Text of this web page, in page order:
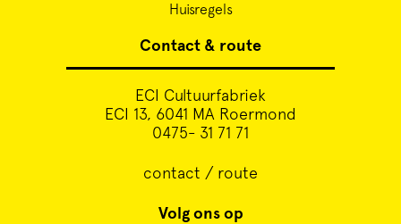
Huisregels
Contact & route
ECI Cultuurfabriek
ECI 13, 6041 MA Roermond
0475- 31 71 71
contact / route
Volg ons op